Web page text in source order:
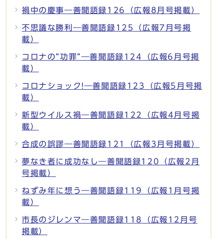
禍中の慶事―善聞語録126（広報8月号掲載）
不思議な勝利―善聞語録125（広報7月号掲
載）
コロナの”功罪”―善聞語録124（広報6月号掲
載）
コロナショック!―善聞語録123（広報5月号掲
載）
新型ウイルス禍―善聞語録122（広報4月号掲
載）
合成の誤謬―善聞語録121（広報3月号掲載）
夢なき者に成功なし―善聞語録120（広報2月
号掲載）
ねずみ年に想う―善聞語録119（広報1月号掲
載）
市長のジレンマ―善聞語録118（広報12月号
掲載）